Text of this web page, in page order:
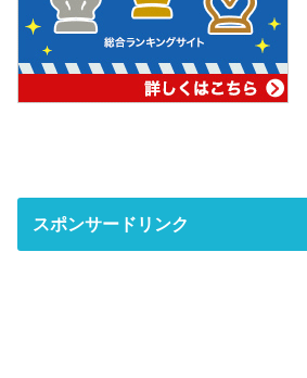
スポンサードリンク